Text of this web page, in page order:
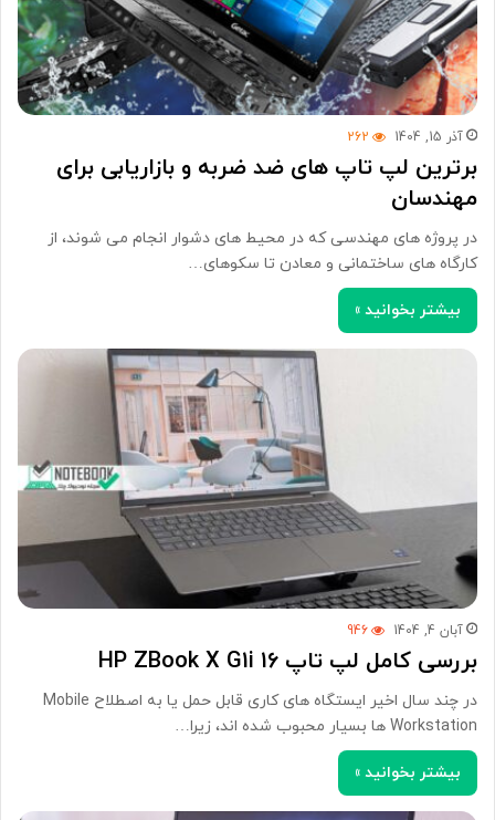
آذر 15, 1404 262
برترین لپ تاپ های ضد ضربه و بازاریابی برای
مهندسان
در پروژه های مهندسی که در محیط های دشوار انجام می شوند، از
کارگاه های ساختمانی و معادن تا سکوهای…
بیشتر بخوانید »
آبان 4, 1404 946
بررسی کامل لپ تاپ HP ZBook X G1i 16
در چند سال اخیر ایستگاه‌ های کاری قابل حمل یا به اصطلاح Mobile
Workstation ها بسیار محبوب شده اند، زیرا…
بیشتر بخوانید »